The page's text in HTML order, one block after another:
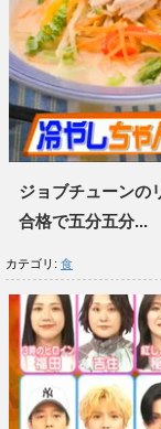
ジョブチューンの
合格で五分五分...
カテゴリ: 食